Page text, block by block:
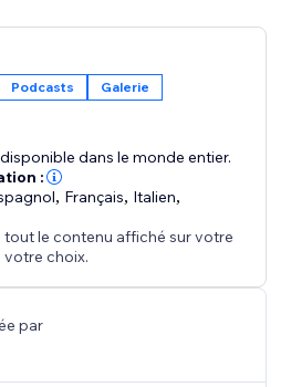
Podcasts
Galerie
dans le monde entier.
:
, Français, Italien,
le contenu affiché sur votre
votre choix.
par